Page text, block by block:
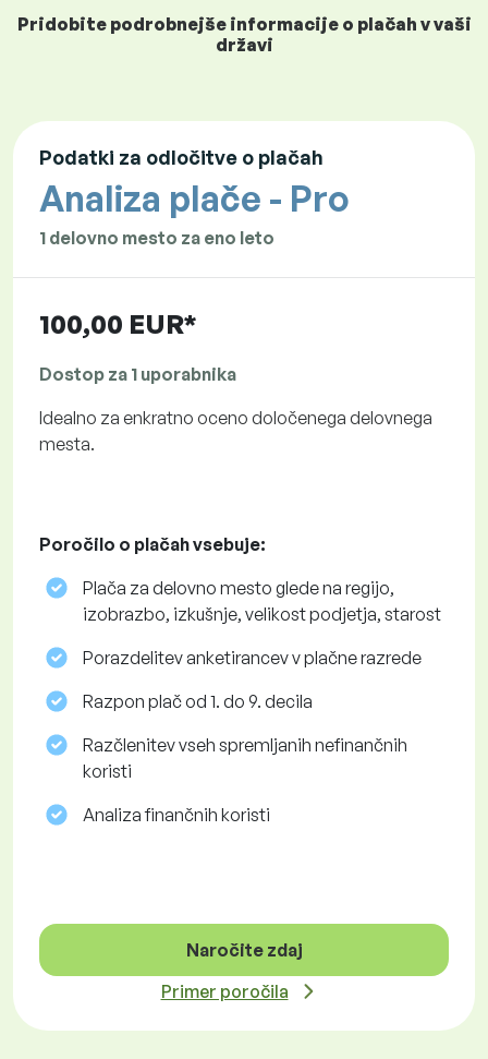
Pridobite podrobnejše informacije o plačah v vaši
državi
Podatki za odločitve o plačah
Analiza plače - Pro
1 delovno mesto za eno leto
100,00 EUR*
Dostop za 1 uporabnika
Idealno za enkratno oceno določenega delovnega
mesta.
Poročilo o plačah vsebuje:
Plača za delovno mesto glede na regijo,
izobrazbo, izkušnje, velikost podjetja, starost
Porazdelitev anketirancev v plačne razrede
Razpon plač od 1. do 9. decila
Razčlenitev vseh spremljanih nefinančnih
koristi
Analiza finančnih koristi
Naročite zdaj
Primer poročila